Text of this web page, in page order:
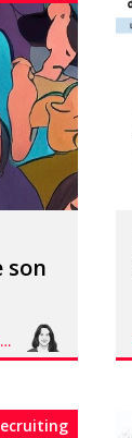
son
Lucie Chesné